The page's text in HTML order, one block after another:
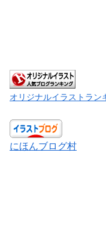
オリジナルイラストラン
にほんブログ村